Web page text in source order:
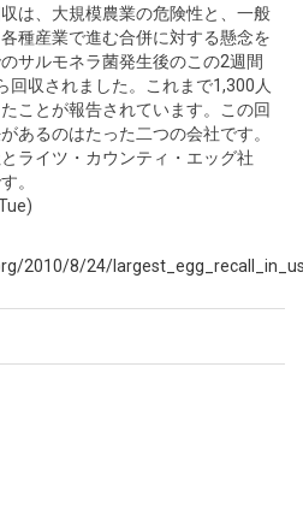
は、大規模農業の危険性と、一般
種産業で進む合併に対する懸念を
サルモネラ菌発生後のこの2週間
回収されました。これまで1,300人
ことが報告されています。この回
あるのはたった二つの会社です。
ライツ・カウンティ・エッグ社
。
2010/8/24/